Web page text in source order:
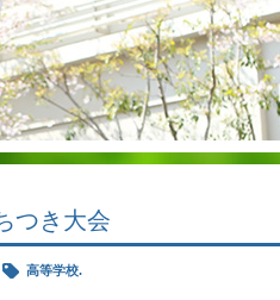
つき大会
高等学校.